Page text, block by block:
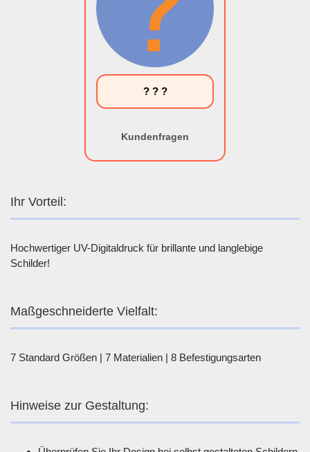
? ? ?
Kundenfragen
Ihr Vorteil:
Hochwertiger UV-Digitaldruck für brillante und langlebige
Schilder!
Maßgeschneiderte Vielfalt:
7 Standard Größen | 7 Materialien | 8 Befestigungsarten
Hinweise zur Gestaltung: